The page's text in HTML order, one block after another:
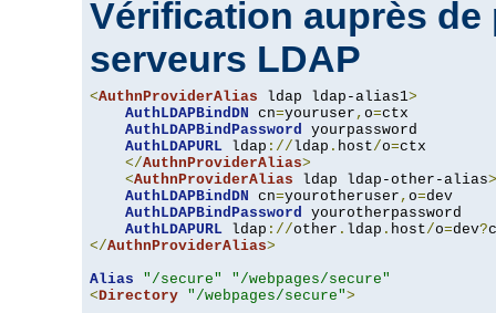
Vérification auprès de
serveurs LDAP
<AuthnProviderAlias ldap ldap-alias1>
AuthLDAPBindDN cn=youruser , o=ctx
AuthLDAPBindPassword yourpassword
AuthLDAPURL ldap ://ldap . host/o=ctx
</AuthnProviderAlias>
<AuthnProviderAlias ldap ldap-other-alias>
AuthLDAPBindDN cn=yourotheruser , o=dev
AuthLDAPBindPassword yourotherpassword
AuthLDAPURL ldap ://other . ldap . host/o=dev?
</AuthnProviderAlias>
Alias
"/secure"
"/webpages/secure"
<Directory "/webpages/secure">